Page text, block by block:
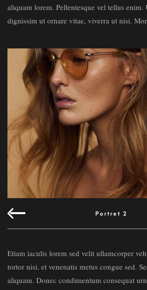
aliquam lorem. Pellentesque vel tellus enim.
dignissim ut ornare vitae, viverra ut nisi.
Portret 2
Etiam iaculis lorem sed velit ullamcorper
tortor nisi, et venenatis metus congue sed.
aliquam. Donec condimentum consequat